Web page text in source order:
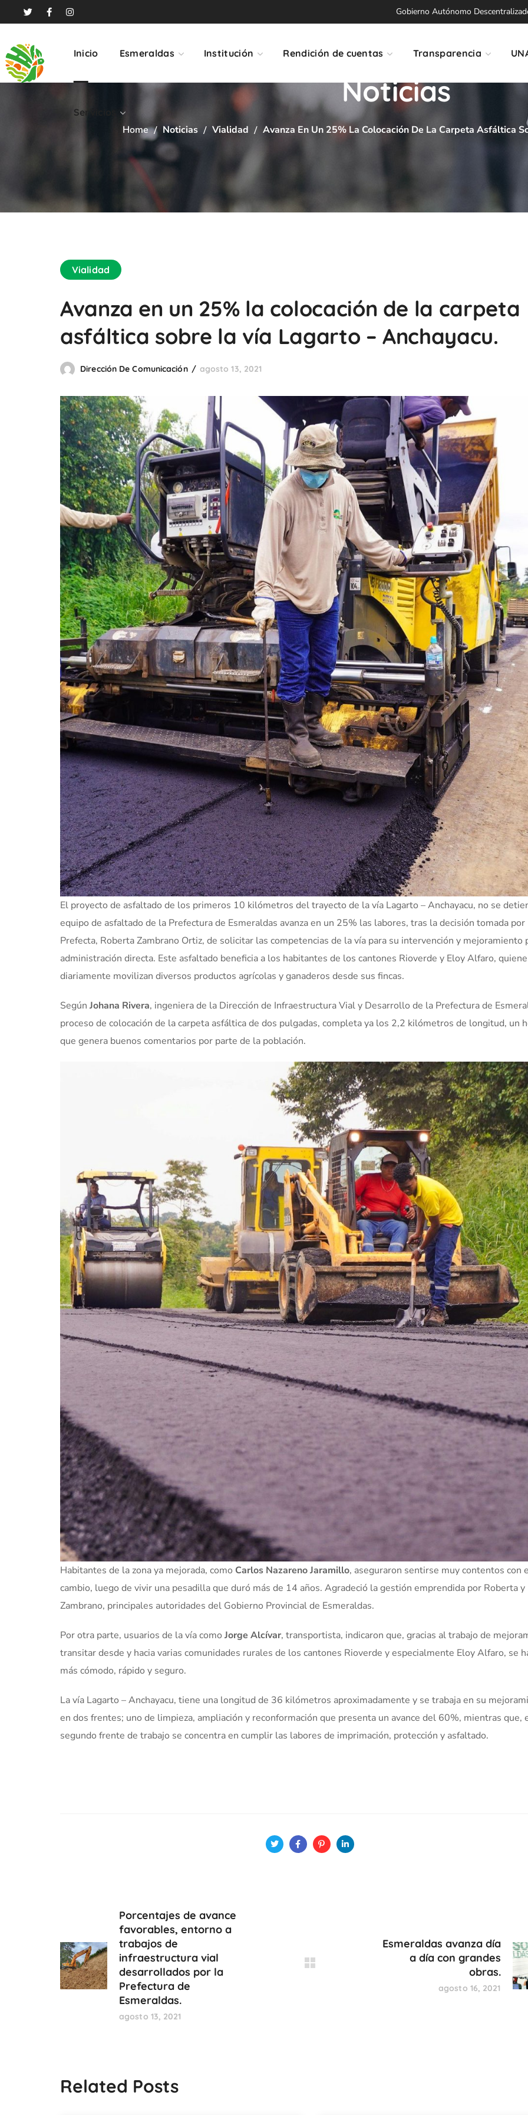
Gobierno Autónomo
Inicio Esmeraldas Institución Rendición de cuentas Transparencia
Servicios
Noticias
Home Noticias Vialidad Avanza En Un 25% La Colocación De La Carpeta Asfáltica
Vialidad
Avanza en un 25% la colocación de la carpeta
asfáltica sobre la vía Lagarto – Anchayacu.
Dirección De Comunicación agosto 13, 2021
El proyecto de asfaltado de los primeros 10 kilómetros del trayecto de la vía Lagarto – Anchayacu, no se
equipo de asfaltado de la Prefectura de Esmeraldas avanza en un 25% las labores, tras la decisión tomada por
Prefecta, Roberta Zambrano Ortiz, de solicitar las competencias de la vía para su intervención y mejoramiento
administración directa. Este asfaltado beneficia a los habitantes de los cantones Rioverde y Eloy Alfaro,
diariamente movilizan diversos productos agrícolas y ganaderos desde sus fincas.
Según Johana Rivera, ingeniera de la Dirección de Infraestructura Vial y Desarrollo de la Prefectura de
proceso de colocación de la carpeta asfáltica de dos pulgadas, completa ya los 2,2 kilómetros de longitud, un
que genera buenos comentarios por parte de la población.
Habitantes de la zona ya mejorada, como Carlos Nazareno Jaramillo, aseguraron sentirse muy contentos con
cambio, luego de vivir una pesadilla que duró más de 14 años. Agradeció la gestión emprendida por Roberta y
Zambrano, principales autoridades del Gobierno Provincial de Esmeraldas.
Por otra parte, usuarios de la vía como Jorge Alcívar, transportista, indicaron que, gracias al trabajo de
transitar desde y hacia varias comunidades rurales de los cantones Rioverde y especialmente Eloy Alfaro, se
más cómodo, rápido y seguro.
La vía Lagarto – Anchayacu, tiene una longitud de 36 kilómetros aproximadamente y se trabaja en su
en dos frentes; uno de limpieza, ampliación y reconformación que presenta un avance del 60%, mientras que,
segundo frente de trabajo se concentra en cumplir las labores de imprimación, protección y asfaltado.
Porcentajes de avance
favorables, entorno a
trabajos de
infraestructura vial
desarrollados por la
Prefectura de
Esmeraldas.
agosto 13, 2021
Esmeraldas avanza día
a día con grandes
obras.
agosto 16, 2021
Related Posts